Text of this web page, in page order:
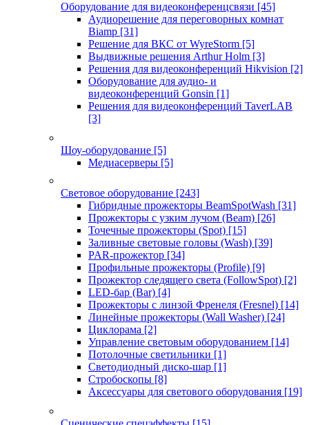
Оборудование для видеоконференцсвязи [45]
Аудиорешение для переговорных комнат
Biamp [31]
Решение для ВКС от WyreStorm [5]
Выдвижные решения Arthur Holm [3]
Решения для видеоконференций Hikvision [2]
Оборудование для аудио- и
видеоконференций Gonsin [1]
Решения для видеоконференций TaverLAB
[3]
Шоу-оборудование [5]
Медиасерверы [5]
Световое оборудование [243]
Гибридные прожекторы BeamSpotWash [31]
Прожекторы с узким лучом (Beam) [26]
Точечные прожекторы (Spot) [15]
Заливные световые головы (Wash) [39]
PAR-прожектор [34]
Профильные прожекторы (Profile) [9]
Прожектор следящего света (FollowSpot) [2]
LED-бар (Bar) [4]
Прожекторы с линзой Френеля (Fresnel) [14]
Линейные прожекторы (Wall Washer) [24]
Циклорама [2]
Управление световым оборудованием [14]
Потолочные светильники [1]
Светодиодный диско-шар [1]
Стробоскопы [8]
Аксессуары для светового оборудования [19]